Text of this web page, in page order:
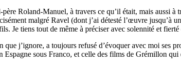
Roland-Manuel, à travers ce qu’il était, mais aussi à
malgré Ravel (dont j’ai détesté l’œuvre jusqu’à
Je tiens tout de même à préciser avec solennité et
j’ignore, a toujours refusé d’évoquer avec moi ses
sous Franco, et celle des films de Grémillon qui